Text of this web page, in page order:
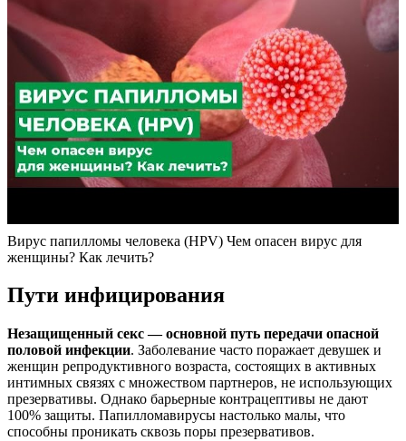
Вирус папилломы человека (HPV) Чем опасен вирус для
женщины? Как лечить?
Пути инфицирования
Незащищенный секс — основной путь передачи опасной
половой инфекции. Заболевание часто поражает девушек и
женщин репродуктивного возраста, состоящих в активных
интимных связях с множеством партнеров, не использующих
презервативы. Однако барьерные контрацептивы не дают
100% защиты. Папилломавирусы настолько малы, что
способны проникать сквозь поры презервативов.